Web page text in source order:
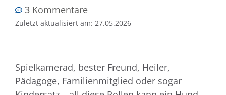
3 Kommentare
Zuletzt aktualisiert am: 27.05.2026
Spielkamerad, bester Freund, Heiler,
Pädagoge, Familienmitglied oder sogar